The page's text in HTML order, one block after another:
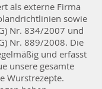
als externe Firma
sowie
Nr. 834/2007 und
Nr. 889/2008. Die
und erfasst
unsere gesamte
Wurstrezepte.